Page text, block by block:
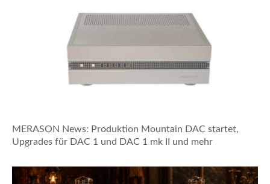
MERASON News: Produktion Mountain DAC startet,
Upgrades für DAC 1 und DAC 1 mk II und mehr